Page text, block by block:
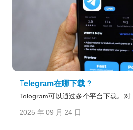
Telegram在哪下载？
Telegram可以通过多个平台下载。对...
2025 年 09 月 24 日